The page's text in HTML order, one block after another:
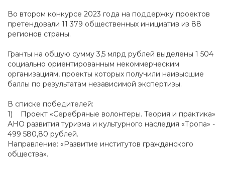
Во втором конкурсе 2023 года на поддержку проектов
претендовали 11 379 общественных инициатив из 88
регионов страны.
Гранты на общую сумму 3,5 млрд рублей выделены 1 504
социально ориентированным некоммерческим
организациям, проекты которых получили наивысшие
баллы по результатам независимой экспертизы.
В списке победителей:
1) Проект «Серебряные волонтеры. Теория и практика»
АНО развития туризма и культурного наследия «Тропа» -
499 580,80 рублей.
Направление: «Развитие институтов гражданского
общества».